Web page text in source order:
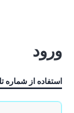
ورود
استفاده از شماره